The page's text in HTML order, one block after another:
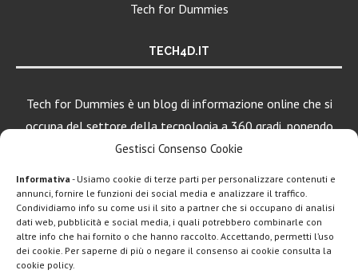
Gestisci Consenso Cookie
Informativa - Usiamo cookie di terze parti per personalizzare contenuti e
annunci, fornire le funzioni dei social media e analizzare il traffico.
Condividiamo info su come usi il sito a partner che si occupano di analisi
dati web, pubblicità e social media, i quali potrebbero combinarle con
altre info che hai fornito o che hanno raccolto. Accettando, permetti l’uso
dei cookie. Per saperne di più o negare il consenso ai cookie consulta la
cookie policy.
Tech for Dummies
TECH4D.IT
Tech for Dummies è un blog di informazione online che si
occupa del settore della tecnologia a 360 gradi, ponendo
una particolare attenzione al mondo Android, Apple e
LEGGI ANCHE
Motorola rinnova